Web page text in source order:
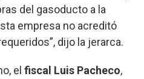
del gasoducto a la
empresa no acreditó
dijo la jerarca.
el fiscal Luis Pacheco,